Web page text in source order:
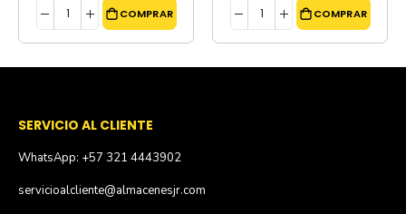
COMPRAR COMPRAR
SERVICIO AL CLIENTE
WhatsApp: +57 321 4443902
servicioalcliente@almacenesjr.com